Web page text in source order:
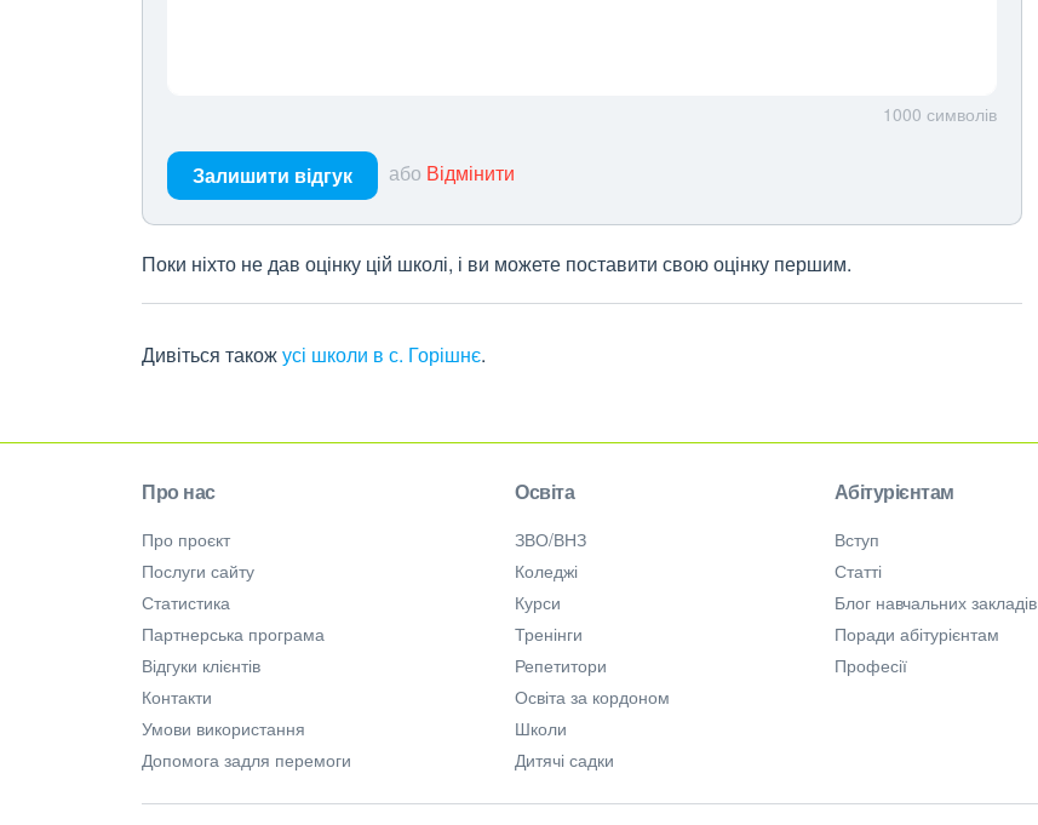
1000 символів
Залишити відгук або Відмінити
Поки ніхто не дав оцінку цій школі, і ви можете поставити свою оцінку першим.
Дивіться такожусі школи в с. Горішнє.
Про нас
Про проєкт
Послуги сайту
Статистика
Партнерська програма
Відгуки клієнтів
Контакти
Умови використання
Допомога задля перемоги
Освіта
ЗВО/ВНЗ
Коледжі
Курси
Тренінги
Репетитори
Освіта за кордоном
Школи
Дитячі садки
Абітурієнтам
Вступ
Статті
Блог навчальних закладів
Поради абітурієнтам
Професії